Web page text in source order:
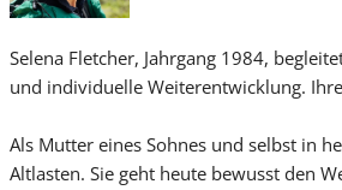
Selena Fletcher, Jahrgang 1984,
und individuelle Weiterentwicklung.
Als Mutter eines Sohnes und selbst in
Altlasten. Sie geht heute bewusst den